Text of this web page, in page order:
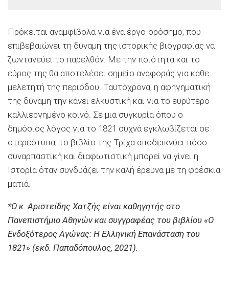
Πρόκειται αναμφίβολα για ένα έργο-ορόσημο, που
επιβεβαιώνει τη δύναμη της ιστορικής βιογραφίας να
ζωντανεύει το παρελθόν. Με την ποιότητα και το
εύρος της θα αποτελέσει σημείο αναφοράς για κάθε
μελετητή της περιόδου. Ταυτόχρονα, η αφηγηματική
της δύναμη την κάνει ελκυστική και για το ευρύτερο
καλλιεργημένο κοινό. Σε μια συγκυρία όπου ο
δημόσιος λόγος για το 1821 συχνά εγκλωβίζεται σε
στερεότυπα, το βιβλίο της Τρίχα αποδεικνύει πόσο
συναρπαστική και διαφωτιστική μπορεί να γίνει η
Ιστορία όταν συνδυάζει την καλή έρευνα με τη φρέσκια
ματιά.
*Ο κ. Αριστείδης Χατζής είναι καθηγητής στο
Πανεπιστήμιο Αθηνών και συγγραφέας του βιβλίου «Ο
Ενδοξότερος Αγώνας: Η Ελληνική Επανάσταση του
1821» (εκδ. Παπαδόπουλος, 2021).